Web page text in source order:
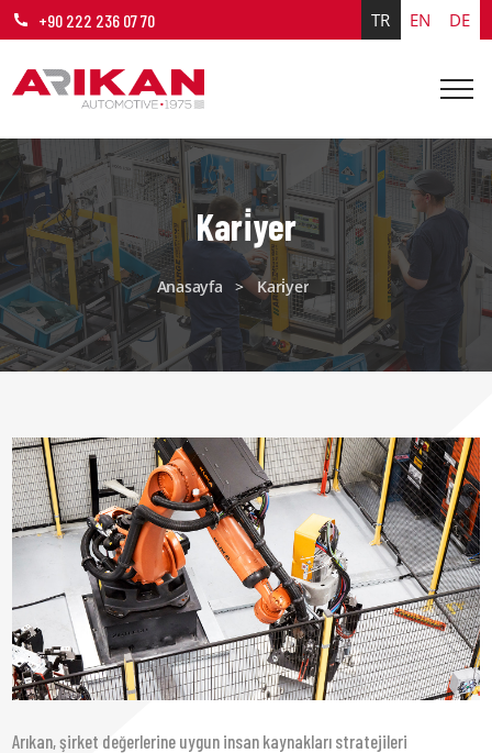
+90 222 236 07 70 TR EN DE
Kari̇yer
Anasayfa > Kari̇yer
Arıkan, şirket değerlerine uygun insan kaynakları stratejileri